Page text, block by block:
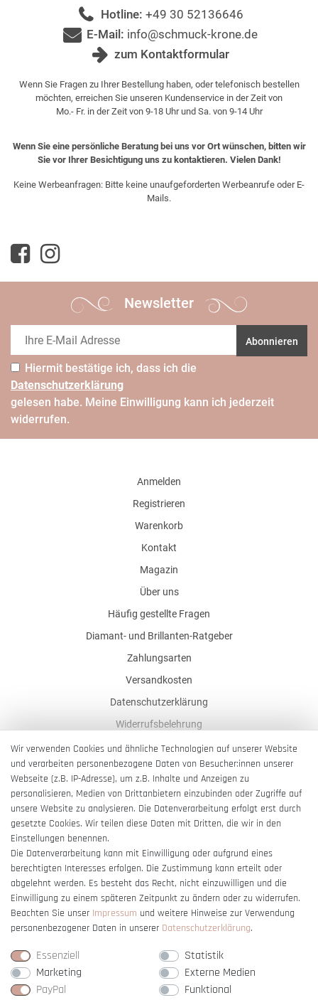
Hotline: +49 30 52136646
E-Mail: info@schmuck-krone.de
zum Kontaktformular
Wenn Sie Fragen zu Ihrer Bestellung haben, oder telefonisch bestellen
möchten, erreichen Sie unseren Kundenservice in der Zeit von
Mo.- Fr. in der Zeit von 9-18 Uhr und Sa. von 9-14 Uhr
Wenn Sie eine persönliche Beratung bei uns vor Ort wünschen, bitten wir
Sie vor Ihrer Besichtigung uns zu kontaktieren. Vielen Dank!
Keine Werbeanfragen: Bitte keine unaufgeforderten Werbeanrufe oder E-
Mails.
Newsletter
Abonnieren
Hiermit bestätige ich, dass ich die
Daten­schutz­erklärung
gelesen habe. Meine Einwilligung kann ich jederzeit
widerrufen.
Anmelden
Registrieren
Warenkorb
Kontakt
Magazin
Über uns
Häufig gestellte Fragen
Diamant- und Brillanten-Ratgeber
Zahlungsarten
Versandkosten
Datenschutzerklärung
Widerrufsbelehrung
AGB
Impressum
Barrierefreiheitserklärung
Vertrag widerrufen
Wir verwenden Cookies und ähnliche Technologien auf unserer Website
und verarbeiten personenbezogene Daten von Besucher:innen unserer
Webseite (z.B. IP-Adresse), um z.B. Inhalte und Anzeigen zu
personalisieren, Medien von Drittanbietern einzubinden oder Zugriffe auf
unsere Website zu analysieren. Die Datenverarbeitung erfolgt erst durch
gesetzte Cookies. Wir teilen diese Daten mit Dritten, die wir in den
Einstellungen benennen.
Die Datenverarbeitung kann mit Einwilligung oder aufgrund eines
berechtigten Interesses erfolgen. Die Zustimmung kann erteilt oder
abgelehnt werden. Es besteht das Recht, nicht einzuwilligen und die
Einwilligung zu einem späteren Zeitpunkt zu ändern oder zu widerrufen.
Beachten Sie unser Impressum und weitere Hinweise zur Verwendung
personenbezogener Daten in unserer Daten­schutz­erklärung.
Essenziell
Statistik
Marketing
Externe Medien
PayPal
Funktional